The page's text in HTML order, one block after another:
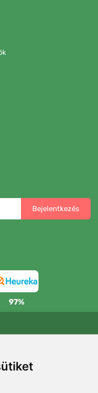
Bejelentkezés
97%
felett: 80 EUR
visszaküldheti vagy